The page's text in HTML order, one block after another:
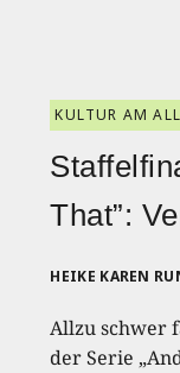
KULTUR AM
That”:
HEIKE KAREN
Allzu schwer
der Serie